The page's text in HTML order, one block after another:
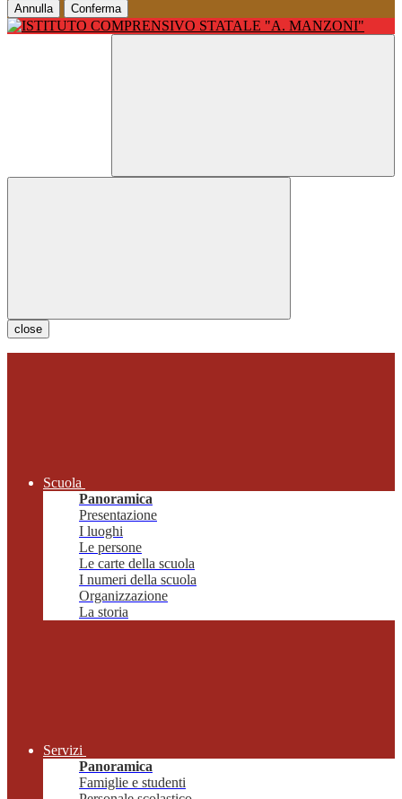
Annulla Conferma
close
Scuola
Panoramica
Presentazione
I luoghi
Le persone
Le carte della scuola
I numeri della scuola
Organizzazione
La storia
Servizi
Panoramica
Famiglie e studenti